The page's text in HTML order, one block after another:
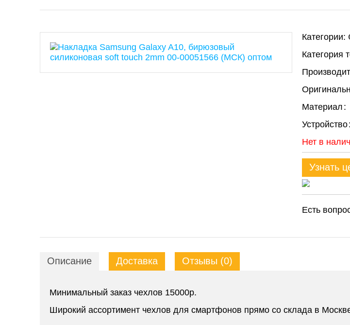
Категории:
Категория
Материал
Устройство
Нет в
Узнать
Есть
Описание Доставка Отзывы (0)
Минимальный заказ чехлов 15000р.
Широкий ассортимент чехлов для смартфонов прямо со склада в